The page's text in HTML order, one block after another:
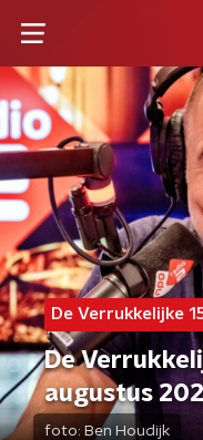
De Verrukkelijke
De
augustus
foto: Ben Houdijk